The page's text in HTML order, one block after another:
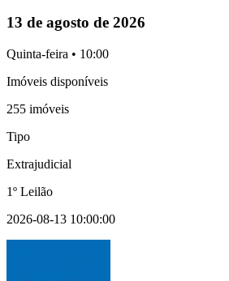
13 de agosto de 2026
Quinta-feira • 10:00
Imóveis disponíveis
255 imóveis
Tipo
Extrajudicial
1º Leilão
2026-08-13 10:00:00